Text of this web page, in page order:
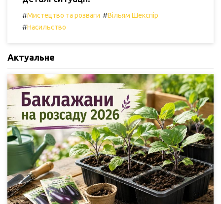
#Мистецтво та розваги #Вільям Шекспір
#Насильство
Актуальне